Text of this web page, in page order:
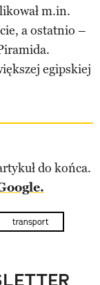
m.in.
a ostatnio –
egipskiej
do końca.
transport